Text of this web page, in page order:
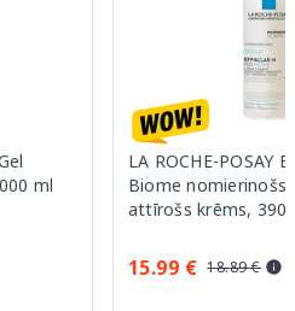
ml
LA ROCHE-POSAY
Biome
attīrošs krēms, 390
15.99 € 18.89 €